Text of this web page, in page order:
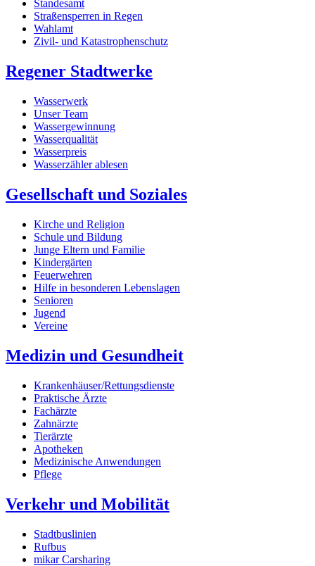
Standesamt
Straßensperren in Regen
Wahlamt
Zivil- und Katastrophenschutz
Regener Stadtwerke
Wasserwerk
Unser Team
Wassergewinnung
Wasserqualität
Wasserpreis
Wasserzähler ablesen
Gesellschaft und Soziales
Kirche und Religion
Schule und Bildung
Junge Eltern und Familie
Kindergärten
Feuerwehren
Hilfe in besonderen Lebenslagen
Senioren
Jugend
Vereine
Medizin und Gesundheit
Krankenhäuser/Rettungsdienste
Praktische Ärzte
Fachärzte
Zahnärzte
Tierärzte
Apotheken
Medizinische Anwendungen
Pflege
Verkehr und Mobilität
Stadtbuslinien
Rufbus
mikar Carsharing